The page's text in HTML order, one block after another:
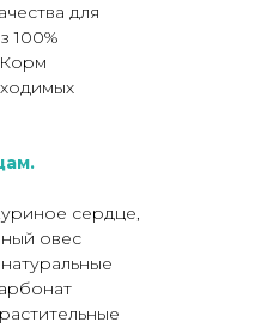
для
100%
Корм
сердце,
овес